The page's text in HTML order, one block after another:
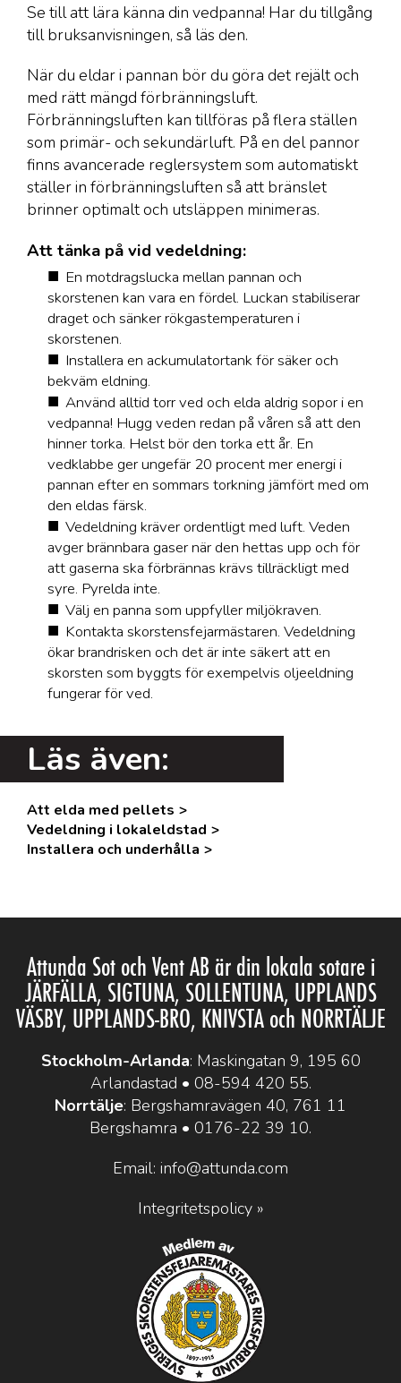
Se till att lära känna din vedpanna! Har du tillgång
till bruksanvisningen, så läs den.
När du eldar i pannan bör du göra det rejält och
med rätt mängd förbränningsluft.
Förbränningsluften kan tillföras på flera ställen
som primär- och sekundärluft. På en del pannor
finns avancerade reglersystem som automatiskt
ställer in förbränningsluften så att bränslet
brinner optimalt och utsläppen minimeras.
Att tänka på vid vedeldning:
En motdragslucka mellan pannan och
skorstenen kan vara en fördel. Luckan stabiliserar
draget och sänker rökgastemperaturen i
skorstenen.
Installera en ackumulatortank för säker och
bekväm eldning.
Använd alltid torr ved och elda aldrig sopor i en
vedpanna! Hugg veden redan på våren så att den
hinner torka. Helst bör den torka ett år. En
vedklabbe ger ungefär 20 procent mer energi i
pannan efter en sommars torkning jämfört med om
den eldas färsk.
Vedeldning kräver ordentligt med luft. Veden
avger brännbara gaser när den hettas upp och för
att gaserna ska förbrännas krävs tillräckligt med
syre. Pyrelda inte.
Välj en panna som uppfyller miljökraven.
Kontakta skorstensfejarmästaren. Vedeldning
ökar brandrisken och det är inte säkert att en
skorsten som byggts för exempelvis oljeeldning
fungerar för ved.
Läs även:
Att elda med pellets
Vedeldning i lokaleldstad
Installera och underhålla
Attunda Sot och Vent AB är din lokala sotare i
JÄRFÄLLA, SIGTUNA, SOLLENTUNA, UPPLANDS
VÄSBY, UPPLANDS-BRO, KNIVSTA och NORRTÄLJE
Stockholm-Arlanda: Maskingatan 9, 195 60
Arlandastad • 08-594 420 55.
Norrtälje: Bergshamravägen 40, 761 11
Bergshamra • 0176-22 39 10.
Email: info@attunda.com
Integritetspolicy »